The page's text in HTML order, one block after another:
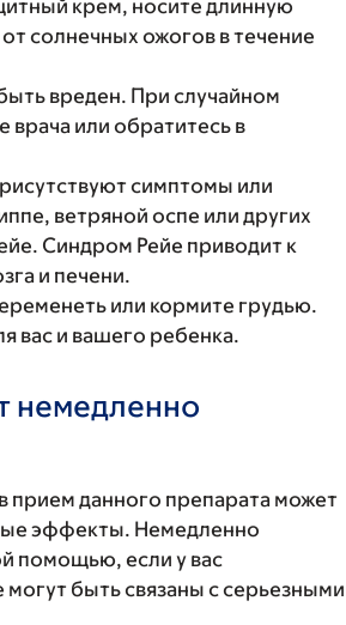
крем, носите длинную
солнечных ожогов в течение
вреден. При случайном
врача или обратитесь в
симптомы или
ветряной оспе или других
Синдром Рейе приводит к
и печени.
или кормите грудью.
вас и вашего ребенка.
немедленно
прием данного препарата может
эффекты. Немедленно
помощью, если у вас
быть связаны с серьезными